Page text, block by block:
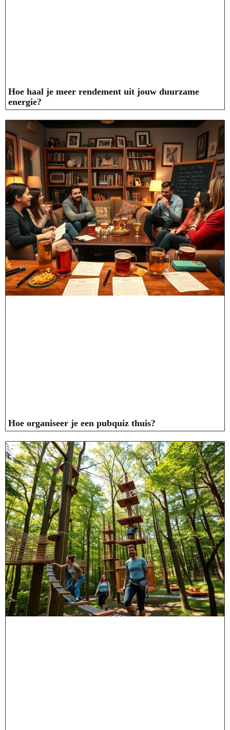
Hoe haal je meer rendement uit jouw duurzame
energie?
Hoe organiseer je een pubquiz thuis?